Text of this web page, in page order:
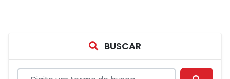
BUSCAR